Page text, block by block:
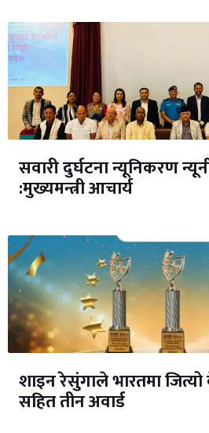
सवारी दुर्घटना न्यूनिकरण
:मुख्यमन्त्री आचार्य
शाइन रेसुंगाले भारतमा
सहित तीन अवार्ड